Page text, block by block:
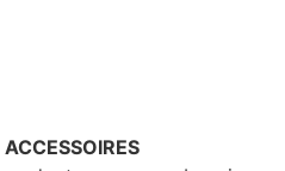
ACCESSOIRES